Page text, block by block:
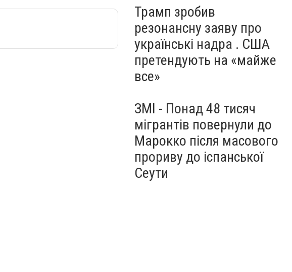
Трамп зробив
резонансну заяву про
українські надра . США
претендують на «майже
все»
ЗМІ - Понад 48 тисяч
мігрантів повернули до
Марокко після масового
прориву до іспанської
Сеути